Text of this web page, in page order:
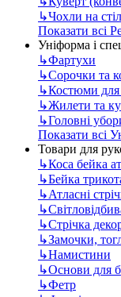
↳Чохли на
Показати всі
Уніформа і
↳Фартухи
↳Сорочки та
↳Костюми для
↳Жилети та
↳Головні
Показати всі
Товари для
↳Коса бейка
↳Бейка
↳Атласні
↳
↳Стрічка
↳Замочки,
↳Намистини
↳Основи для
↳Фетр